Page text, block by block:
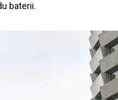
baterii.